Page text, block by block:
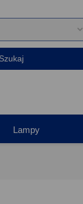
Szukaj
Lampy